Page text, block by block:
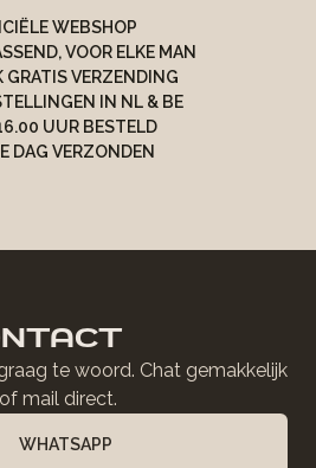
WEBSHOP
VOOR ELKE MAN
GRATIS VERZENDING
IN NL & BE
UUR BESTELD
DAG VERZONDEN
te woord. Chat gemakkelijk
mail direct.
WHATSAPP